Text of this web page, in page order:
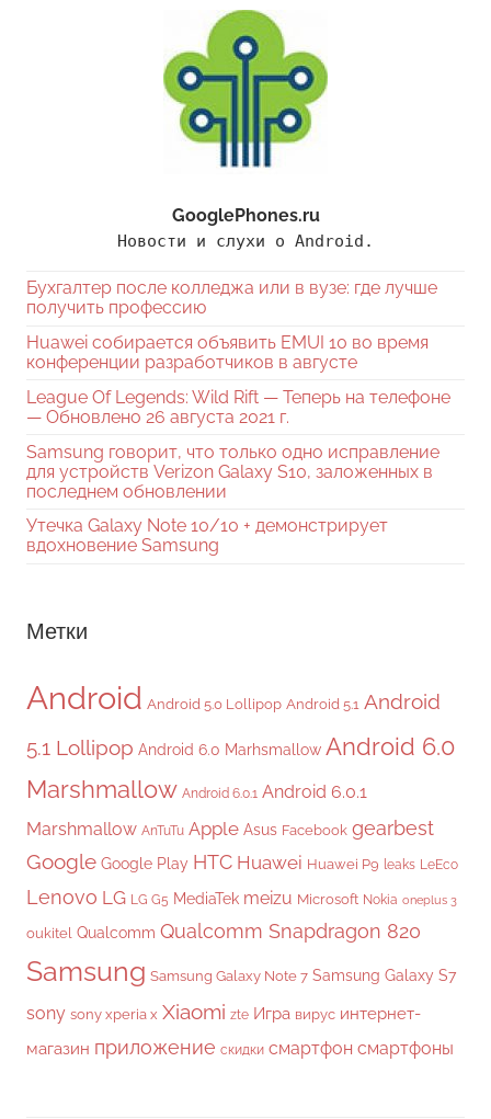
GooglePhones.ru
Новости и слухи о Android.
Бухгалтер после колледжа или в вузе: где лучше
получить профессию
Huawei собирается объявить EMUI 10 во время
конференции разработчиков в августе
League Of Legends: Wild Rift — Теперь на телефоне
— Обновлено 26 августа 2021 г.
Samsung говорит, что только одно исправление
для устройств Verizon Galaxy S10, заложенных в
последнем обновлении
Утечка Galaxy Note 10/10 + демонстрирует
вдохновение Samsung
Метки
Android Android 5.0 Lollipop Android 5.1 Android
5.1 Lollipop Android 6.0 Marhsmallow Android 6.0
Marshmallow Android 6.0.1 Android 6.0.1
Marshmallow AnTuTu Apple Asus Facebook gearbest
Google Google Play HTC Huawei Huawei P9 leaks LeEco
Lenovo LG LG G5 MediaTek meizu Microsoft Nokia oneplus 3
oukitel Qualcomm Qualcomm Snapdragon 820
Samsung Samsung Galaxy Note 7 Samsung Galaxy S7
sony sony xperia x Xiaomi zte Игра вирус интернет-
магазин приложение скидки смартфон смартфоны